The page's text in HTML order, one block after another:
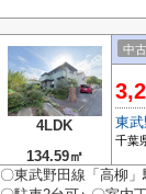
4LDK
134.59㎡
中
東
千葉
〇東武野田線「高柳